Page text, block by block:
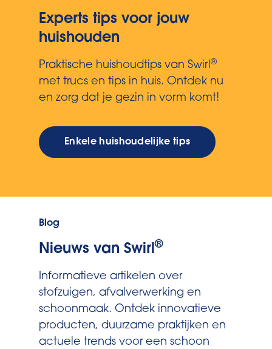
Experts tips voor jouw
huishouden
Praktische huishoudtips van Swirl®
met trucs en tips in huis. Ontdek nu
en zorg dat je gezin in vorm komt!
Enkele huishoudelijke tips
Blog
Nieuws van Swirl®
Informatieve artikelen over
stofzuigen, afvalverwerking en
schoonmaak. Ontdek innovatieve
producten, duurzame praktijken en
actuele trends voor een schoon